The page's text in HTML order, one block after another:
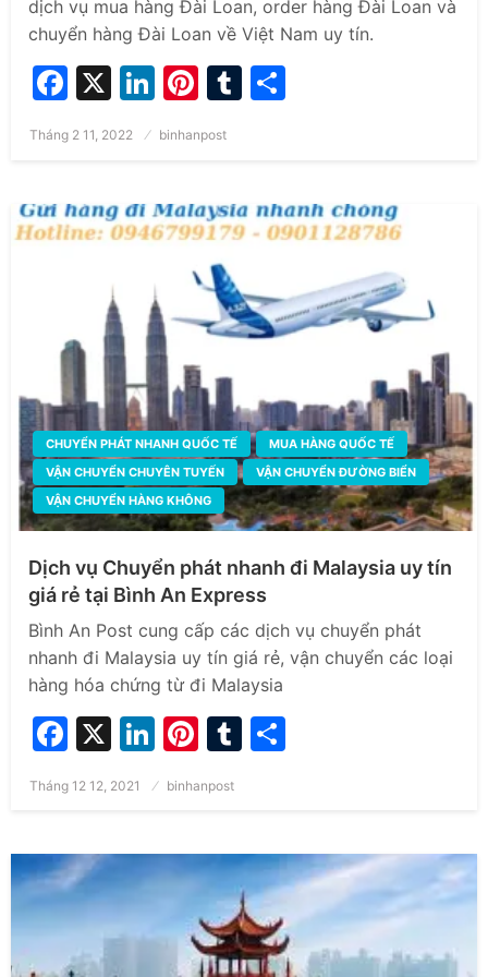
dịch vụ mua hàng Đài Loan, order hàng Đài Loan và
chuyển hàng Đài Loan về Việt Nam uy tín.
Facebook
X LinkedIn
Pinterest
Tumblr
Posted
Tháng 2 11, 2022 binhanpost
CHUYỂN PHÁT NHANH QUỐC TẾ
MUA HÀNG QUỐC TẾ
VẬN CHUYỂN CHUYÊN TUYẾN
VẬN CHUYỂN ĐƯỜNG BIỂN
VẬN CHUYỂN HÀNG KHÔNG
Dịch vụ Chuyển phát nhanh đi Malaysia uy tín
giá rẻ tại Bình An Express
Bình An Post cung cấp các dịch vụ chuyển phát
nhanh đi Malaysia uy tín giá rẻ, vận chuyển các loại
hàng hóa chứng từ đi Malaysia
Facebook
X LinkedIn
Pinterest
Tumblr
Posted
Tháng 12 12, 2021 binhanpost